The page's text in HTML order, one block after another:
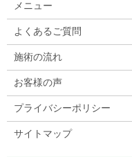
メニュー
よくあるご質問
施術の流れ
お客様の声
プライバシーポリシー
サイトマップ